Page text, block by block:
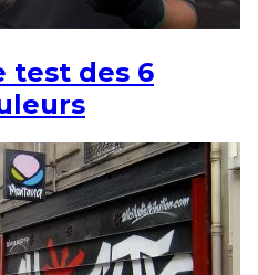
test des 6